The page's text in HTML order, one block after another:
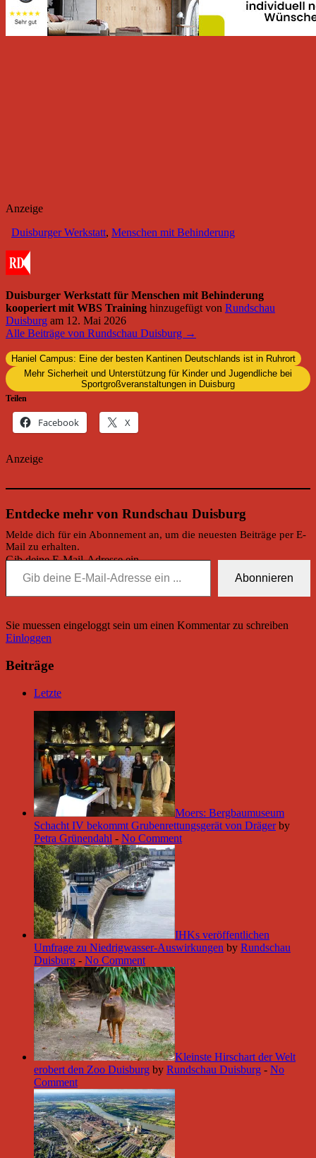
Anzeige
Duisburger Werkstatt, Menschen mit Behinderung
Duisburger Werkstatt für Menschen mit Behinderung
kooperiert mit WBS Training hinzugefügt von Rundschau
Duisburg am 12. Mai 2026
Alle Beiträge von Rundschau Duisburg →
Haniel Campus: Eine der besten Kantinen Deutschlands ist in Ruhrort
Mehr Sicherheit und Unterstützung für Kinder und Jugendliche bei
Sportgroßveranstaltungen in Duisburg
Teilen
Facebook X
Anzeige
Entdecke mehr von Rundschau Duisburg
Melde dich für ein Abonnement an, um die neuesten Beiträge per E-
Mail zu erhalten.
Gib deine E-Mail-Adresse ein ...
Abonnieren
Sie muessen eingeloggt sein um einen Kommentar zu schreiben
Einloggen
Beiträge
Letzte
Moers: Bergbaumuseum
Schacht IV bekommt Grubenrettungsgerät von Dräger by
Petra Grünendahl - No Comment
IHKs veröffentlichen
Umfrage zu Niedrigwasser-Auswirkungen by Rundschau
Duisburg - No Comment
Kleinste Hirschart der Welt
erobert den Zoo Duisburg by Rundschau Duisburg - No
Comment